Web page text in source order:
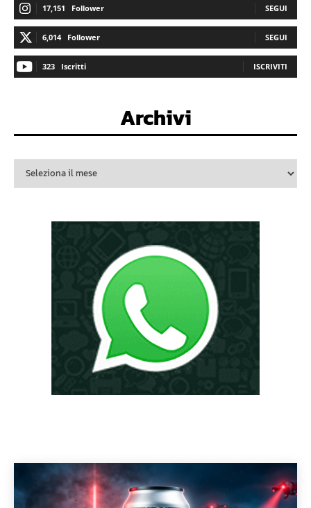
17,151 Follower SEGUI
6,014 Follower SEGUI
323 Iscritti ISCRIVITI
Archivi